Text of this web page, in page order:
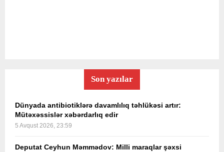
Son yazılar
Dünyada antibiotiklərə davamlılıq təhlükəsi artır:
Mütəxəssislər xəbərdarlıq edir
5 Avqust 2026, 23:59
Deputat Ceyhun Məmmədov: Milli maraqlar şəxsi